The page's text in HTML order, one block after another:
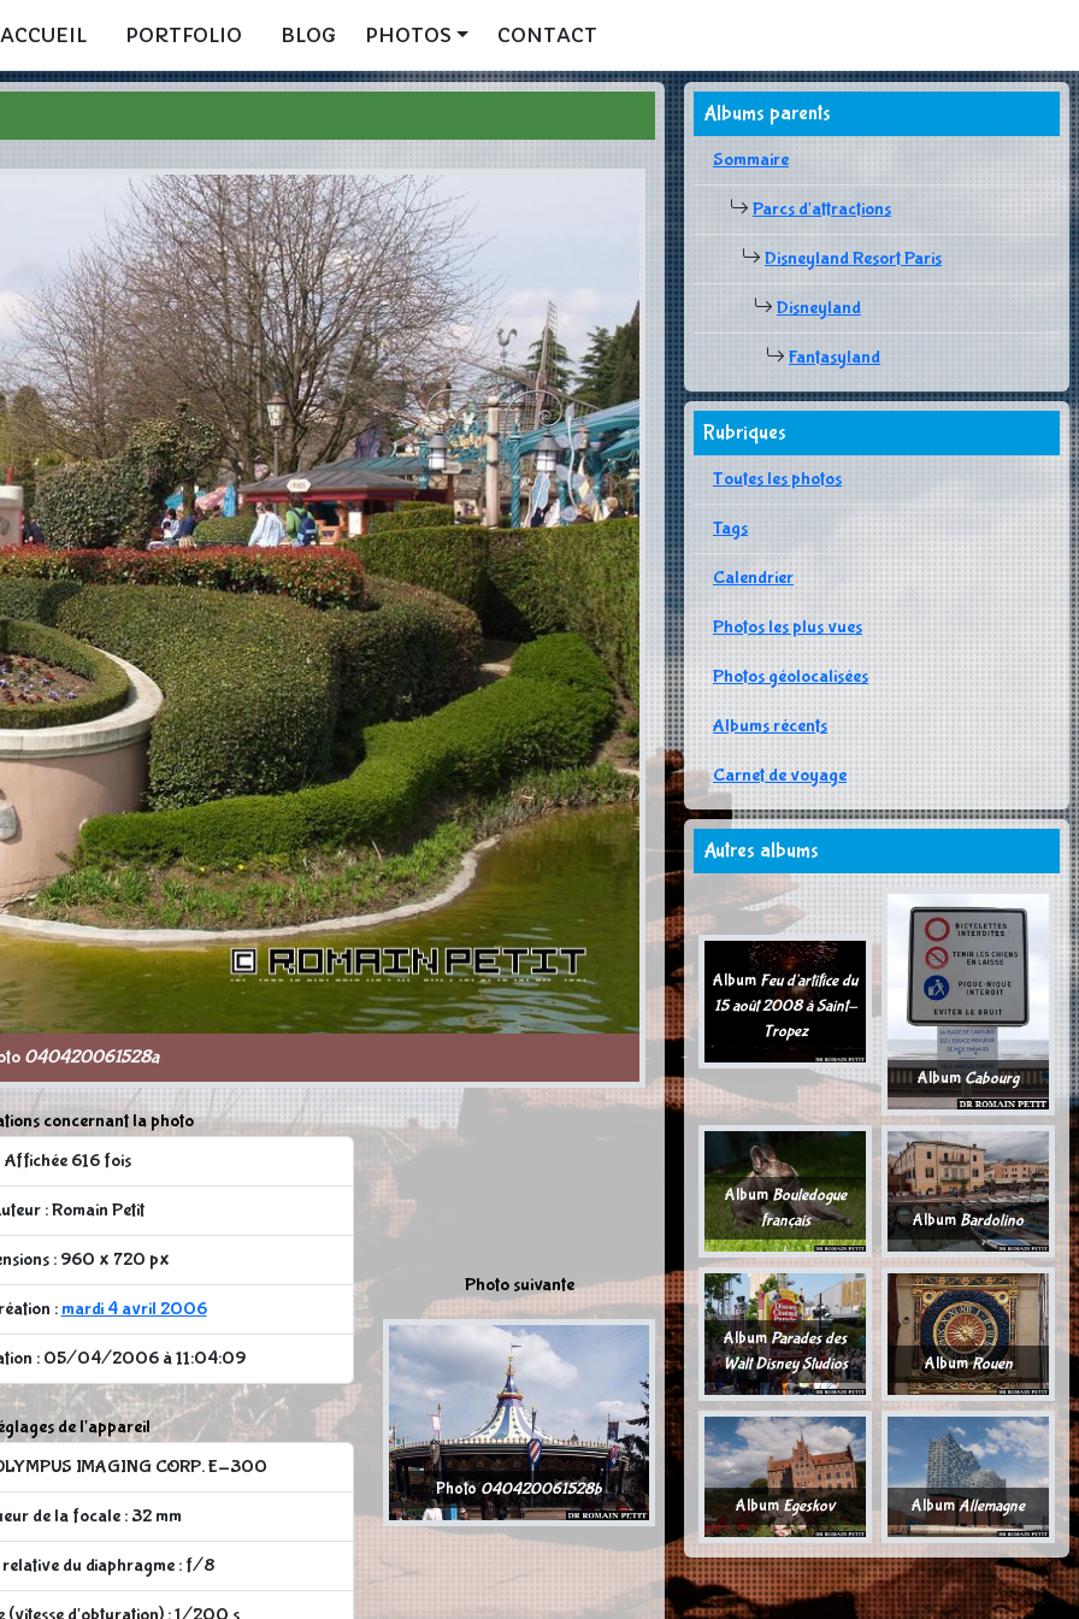
ACCUEIL PORTFOLIO BLOG PHOTOS CONTACT
040420061528a
concernant la photo
Affichée 616 fois
: Romain Petit
: 960 x 720 px
: mardi 4 avril 2006
: 05/04/2006 à 11:04:09
de l'appareil
IMAGING CORP. E-300
de la focale : 32 mm
du diaphragme : f/8
(vitesse d'obturation) : 1/200 s
Photo suivante
Photo040420061528b
Albums parents
Sommaire
Parcs d'attractions
Disneyland Resort Paris
Disneyland
Fantasyland
Rubriques
Toutes les photos
Tags
Calendrier
Photos les plus vues
Photos géolocalisées
Albums récents
Carnet de voyage
Autres albums
AlbumFeu d'artifice du
15 août 2008 à Saint-
Tropez
AlbumCabourg
AlbumBouledogue
français
Album Bardolino
AlbumParades des
Walt Disney Studios
AlbumRouen
AlbumEgeskov AlbumAllemagne